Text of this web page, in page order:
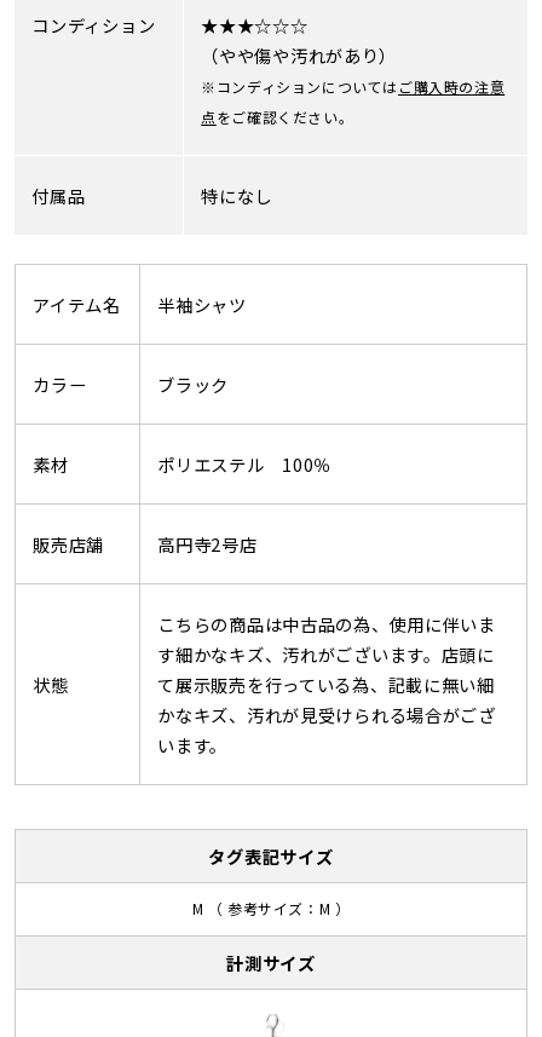
コンディション
★★★☆☆☆
（やや傷や汚れがあり）
※コンディションについてはご購入時の注意
点をご確認ください。
付属品 特になし
アイテム名 半袖シャツ
カラー ブラック
素材 ポリエステル 100％
販売店舗 高円寺2号店
状態
こちらの商品は中古品の為、使用に伴いま
す細かなキズ、汚れがございます。店頭に
て展示販売を行っている為、記載に無い細
かなキズ、汚れが見受けられる場合がござ
います。
タグ表記サイズ
M （ 参考サイズ：M ）
計測サイズ